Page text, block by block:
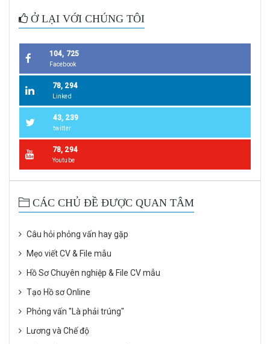
Ở LẠI VỚI CHÚNG TÔI
104, 725
Facebook
78, 294
Linked
43, 239
twitter
78, 294
Youtube
CÁC CHỦ ĐỀ ĐƯỢC QUAN TÂM
Câu hỏi phỏng vấn hay gặp
Mẹo viết CV & File mẫu
Hồ Sơ Chuyên nghiệp & File CV mẫu
Tạo Hồ sơ Online
Phỏng vấn "Là phải trúng"
Lương và Chế độ